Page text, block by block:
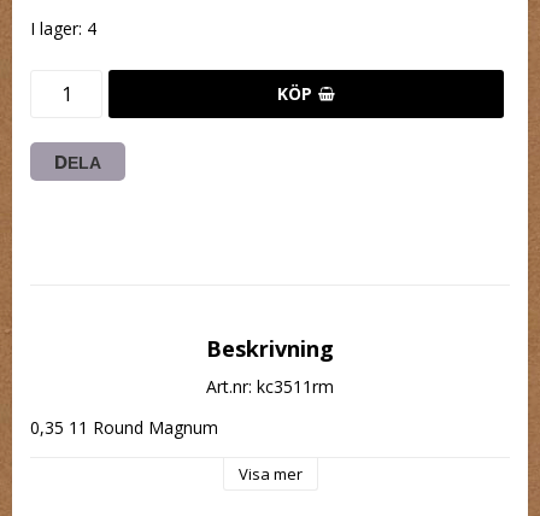
I lager: 4
KÖP
DELA
Beskrivning
Art.nr: kc3511rm
0,35 11 Round Magnum
Visa mer